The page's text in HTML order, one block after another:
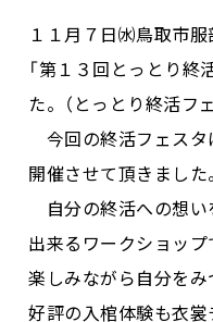
１１月７日㈬鳥取市
「第１３回とっとり終
た。（とっとり終活フ
今回の終活フェスタ
開催させて頂きました
自分の終活への想い
出来るワークショッ
楽しみながら自分を
好評の入棺体験も衣